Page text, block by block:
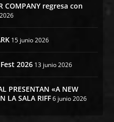
COMPANY regresa con
15 junio 2026
2026 13 junio 2026
PRESENTAN «A NEW
LA SALA RIFF 6 junio 2026